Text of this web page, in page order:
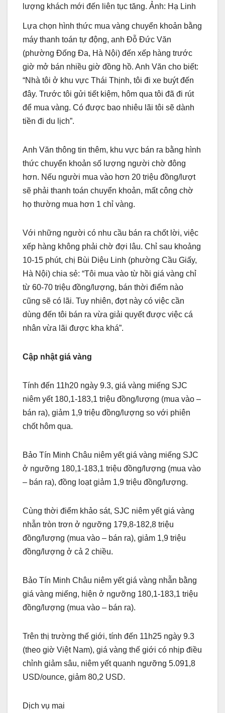
lượng khách mới đến liên tục tăng. Ảnh: Hạ Linh
Lựa chọn hình thức mua vàng chuyển khoản bằng
máy thanh toán tự động, anh Đỗ Đức Văn
(phường Đống Đa, Hà Nội) đến xếp hàng trước
giờ mở bán nhiều giờ đồng hồ. Anh Văn cho biết:
“Nhà tôi ở khu vực Thái Thịnh, tôi đi xe buýt đến
đây. Trước tôi gửi tiết kiệm, hôm qua tôi đã đi rút
để mua vàng. Có được bao nhiêu lãi tôi sẽ dành
tiền đi du lịch”.
Anh Văn thông tin thêm, khu vực bán ra bằng hình
thức chuyển khoản số lượng người chờ đông
hơn. Nếu người mua vào hơn 20 triệu đồng/lượt
sẽ phải thanh toán chuyển khoản, mất công chờ
họ thường mua hơn 1 chỉ vàng.
Với những người có nhu cầu bán ra chốt lời, việc
xếp hàng không phải chờ đợi lâu. Chỉ sau khoảng
10-15 phút, chị Bùi Diệu Linh (phường Cầu Giấy,
Hà Nội) chia sẻ: “Tôi mua vào từ hồi giá vàng chỉ
từ 60-70 triệu đồng/lượng, bán thời điểm nào
cũng sẽ có lãi. Tuy nhiên, đợt này có việc cần
dùng đến tôi bán ra vừa giải quyết được việc cá
nhân vừa lãi được kha khá”.
Cập nhật giá vàng
Tính đến 11h20 ngày 9.3, giá vàng miếng SJC
niêm yết 180,1-183,1 triệu đồng/lượng (mua vào –
bán ra), giảm 1,9 triệu đồng/lượng so với phiên
chốt hôm qua.
Bảo Tín Minh Châu niêm yết giá vàng miếng SJC
ở ngưỡng 180,1-183,1 triệu đồng/lượng (mua vào
– bán ra), đồng loạt giảm 1,9 triệu đồng/lượng.
Cùng thời điểm khảo sát, SJC niêm yết giá vàng
nhẫn tròn trơn ở ngưỡng 179,8-182,8 triệu
đồng/lượng (mua vào – bán ra), giảm 1,9 triệu
đồng/lượng ở cả 2 chiều.
Bảo Tín Minh Châu niêm yết giá vàng nhẫn bằng
giá vàng miếng, hiện ở ngưỡng 180,1-183,1 triệu
đồng/lượng (mua vào – bán ra).
Trên thị trường thế giới, tính đến 11h25 ngày 9.3
(theo giờ Việt Nam), giá vàng thế giới có nhịp điều
chỉnh giảm sâu, niêm yết quanh ngưỡng 5.091,8
USD/ounce, giảm 80,2 USD.
Dịch vụ mai